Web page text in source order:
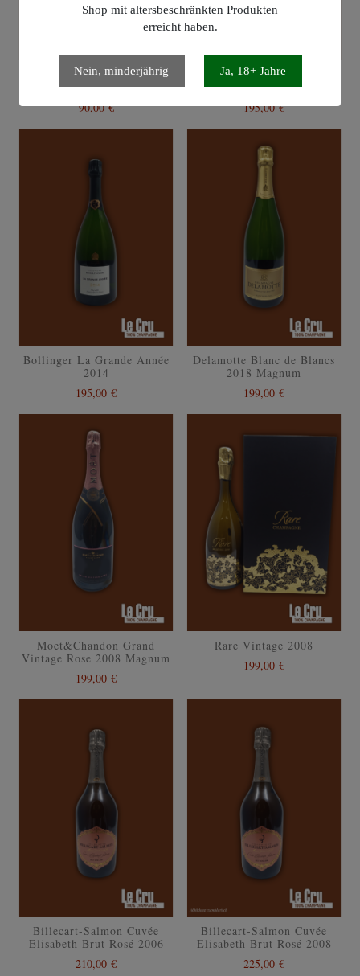
Shop mit altersbeschränkten Produkten
erreicht haben.
Nein, minderjährig Ja, 18+ Jahre
Delamotte Blanc de Blancs
2014
90,00 €
Bollinger La Grande Année
2015
195,00 €
Bollinger La Grande Année
2014
195,00 €
Delamotte Blanc de Blancs
2018 Magnum
199,00 €
Moet&Chandon Grand
Vintage Rose 2008 Magnum
199,00 €
Rare Vintage 2008
199,00 €
Billecart-Salmon Cuvée
Elisabeth Brut Rosé 2006
210,00 €
Billecart-Salmon Cuvée
Elisabeth Brut Rosé 2008
225,00 €